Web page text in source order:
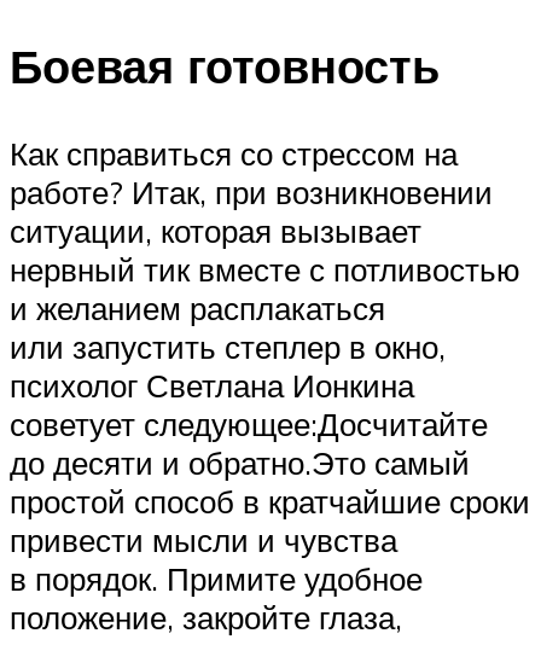
Боевая готовность
Как справиться со стрессом на
работе? Итак, при возникновении
ситуации, которая вызывает
нервный тик вместе с потливостью
и желанием расплакаться
или запустить степлер в окно,
психолог Светлана Ионкина
советует ­следующее:Досчитайте
до десяти и ­обратно.Это самый
простой способ в кратчайшие сроки
привести мысли и чувства
в порядок. Примите удобное
положение, закройте глаза,